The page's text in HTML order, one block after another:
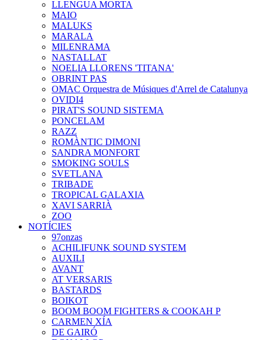
LLENGUA MORTA
MAIO
MALUKS
MARALA
MILENRAMA
NASTALLAT
NOELIA LLORENS 'TITANA'
OBRINT PAS
OMAC Orquestra de Músiques d'Arrel de Catalunya
OVIDI4
PIRAT'S SOUND SISTEMA
PONCELAM
RAZZ
ROMÀNTIC DIMONI
SANDRA MONFORT
SMOKING SOULS
SVETLANA
TRIBADE
TROPICAL GALAXIA
XAVI SARRIÀ
ZOO
NOTÍCIES
97onzas
ACHILIFUNK SOUND SYSTEM
AUXILI
AVANT
AT VERSARIS
BASTARDS
BOIKOT
BOOM BOOM FIGHTERS & COOKAH P
CARMEN XÍA
DE GAIRÓ